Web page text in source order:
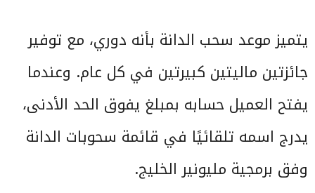
يتميز موعد سحب الدانة بأنه دوري، مع توفير
جائزتين ماليتين كبيرتين في كل عام. وعندما
يفتح العميل حسابه بمبلغ يفوق الحد الأدنى،
يدرج اسمه تلقائيًا في قائمة سحوبات الدانة
وفق برمجية مليونير الخليج.